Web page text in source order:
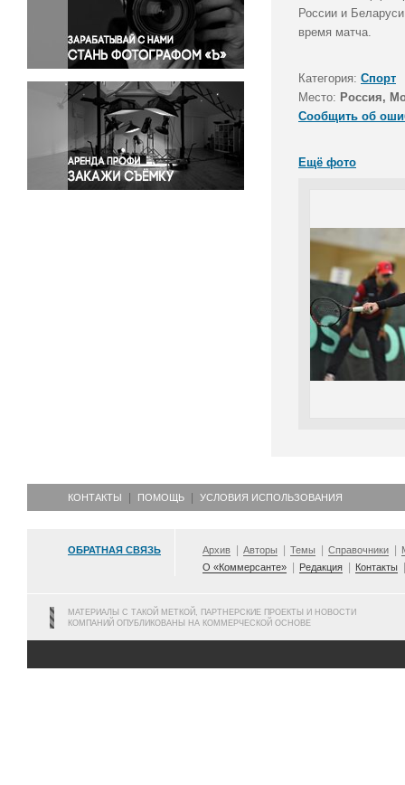
Правосудие
Происшествия и конфликты
Религия
Светская жизнь
Спорт
Экология
Экономика и бизнес
России и
время матча.
Категория: Спорт
Место: Россия,
Сообщить об
Ещё фото
КОНТАКТЫ ПОМОЩЬ УСЛОВИЯ ИСПОЛЬЗОВАНИЯ
ОБРАТНАЯ СВЯЗЬ Архив Авторы Темы Справочники
О «Коммерсанте»
Редакция Контакты
МАТЕРИАЛЫ С ТАКОЙ МЕТКОЙ, ПАРТНЕРСКИЕ ПРОЕКТЫ И НОВОСТИ
КОМПАНИЙ ОПУБЛИКОВАНЫ НА КОММЕРЧЕСКОЙ ОСНОВЕ